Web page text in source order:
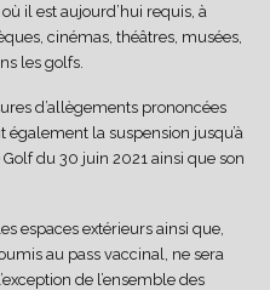
il est aujourd’hui requis, à
cinémas, théâtres, musées,
les golfs.
d’allègements prononcées
la suspension jusqu’à
du 30 juin 2021 ainsi que son
espaces extérieurs ainsi que,
au pass vaccinal, ne sera
de l’ensemble des